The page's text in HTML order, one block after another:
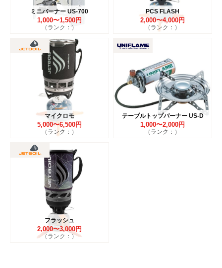
ミニバーナー US-700
1,000〜1,500円
（ランク：）
PCS FLASH
2,000〜4,000円
（ランク：）
マイクロモ
5,000〜6,500円
（ランク：）
テーブルトップバーナー US-D
1,000〜2,000円
（ランク：）
フラッシュ
2,000〜3,000円
（ランク：）